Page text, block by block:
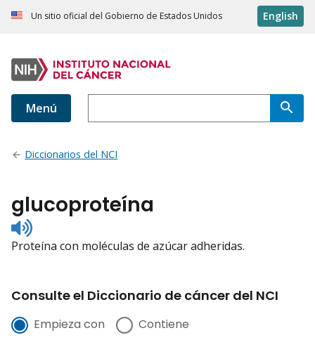
Un sitio oficial del Gobierno de Estados Unidos English
Menú
Diccionarios del NCI
glucoproteína
Listen
to
pronunciation
Proteína con moléculas de azúcar adheridas.
Consulte el Diccionario de cáncer del NCI
Empieza con Contiene